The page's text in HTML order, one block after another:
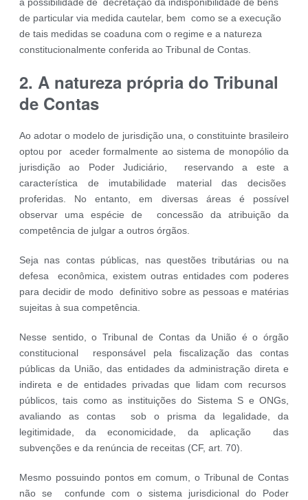
a possibilidade de decretação da indisponibilidade de bens
de particular via medida cautelar, bem como se a execução
de tais medidas se coaduna com o regime e a natureza
constitucionalmente conferida ao Tribunal de Contas.
2. A natureza própria do Tribunal
de Contas
Ao adotar o modelo de jurisdição una, o constituinte brasileiro
optou por aceder formalmente ao sistema de monopólio da
jurisdição ao Poder Judiciário, reservando a este a
característica de imutabilidade material das decisões
proferidas. No entanto, em diversas áreas é possível
observar uma espécie de concessão da atribuição da
competência de julgar a outros órgãos.
Seja nas contas públicas, nas questões tributárias ou na
defesa econômica, existem outras entidades com poderes
para decidir de modo definitivo sobre as pessoas e matérias
sujeitas à sua competência.
Nesse sentido, o Tribunal de Contas da União é o órgão
constitucional responsável pela fiscalização das contas
públicas da União, das entidades da administração direta e
indireta e de entidades privadas que lidam com recursos
públicos, tais como as instituições do Sistema S e ONGs,
avaliando as contas sob o prisma da legalidade, da
legitimidade, da economicidade, da aplicação das
subvenções e da renúncia de receitas (CF, art. 70).
Mesmo possuindo pontos em comum, o Tribunal de Contas
não se confunde com o sistema jurisdicional do Poder